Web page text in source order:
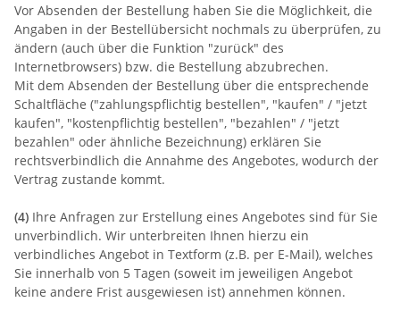
Vor Absenden der Bestellung haben Sie die Möglichkeit, die
Angaben in der Bestellübersicht nochmals zu überprüfen, zu
ändern (auch über die Funktion "zurück" des
Internetbrowsers) bzw. die Bestellung abzubrechen.
Mit dem Absenden der Bestellung über die entsprechende
Schaltfläche ("zahlungspflichtig bestellen", "kaufen" / "jetzt
kaufen", "kostenpflichtig bestellen", "bezahlen" / "jetzt
bezahlen" oder ähnliche Bezeichnung) erklären Sie
rechtsverbindlich die Annahme des Angebotes, wodurch der
Vertrag zustande kommt.
(4) Ihre Anfragen zur Erstellung eines Angebotes sind für Sie
unverbindlich. Wir unterbreiten Ihnen hierzu ein
verbindliches Angebot in Textform (z.B. per E-Mail), welches
Sie innerhalb von 5 Tagen (soweit im jeweiligen Angebot
keine andere Frist ausgewiesen ist) annehmen können.